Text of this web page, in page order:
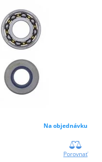
Na objednávku
Porovnať